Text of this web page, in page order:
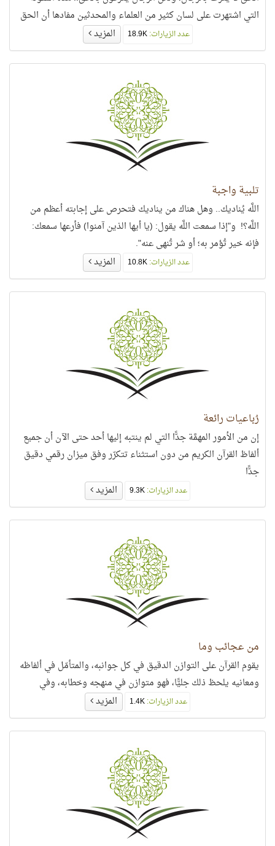
التي اشتهرت على لسان كثير من العلماء والمحدثين مفادها أن الحق
عدد الزيارات:18.9K المزيد
تلبية واجبة
اللَّه يُناديك.. وهل هناك من يناديك فتحرص على إجابته أعظم من
اللَّه؟! و"إذا سمعت اللَّه يقول: (يا أيها الذين آمنوا) فأرعها سمعك:
فإنه خير تُؤمر به؛ أو شر تُنهى عنه".
عدد الزيارات:10.8K المزيد
رُباعيات رائعة
إن من الأمور المهمَّة جدًّا التي لم ينتبه إليها أحد حتى الآن أن جميع
ألفاظ القرآن الكريم من دون استثناء تتكرّر وفق ميزان رقمي دقيق
جدًّا
عدد الزيارات: المزيد
من عجائب وما
يقوم القرآن على التوازن الدقيق في كل جوانبه، والمتأمّل في ألفاظه
ومعانيه يلحظ ذلك جليًّا، فهو متوازن في منهجه وخطابه، وفي
عدد الزيارات: المزيد